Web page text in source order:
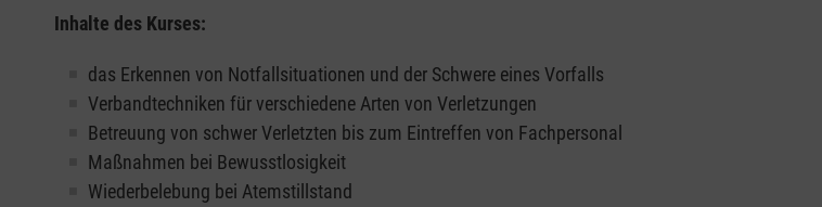
Inhalte des Kurses:
das Erkennen von Notfallsituationen und der Schwere eines Vorfalls
Verbandtechniken für verschiedene Arten von Verletzungen
Betreuung von schwer Verletzten bis zum Eintreffen von Fachpersonal
Maßnahmen bei Bewusstlosigkeit
Wiederbelebung bei Atemstillstand